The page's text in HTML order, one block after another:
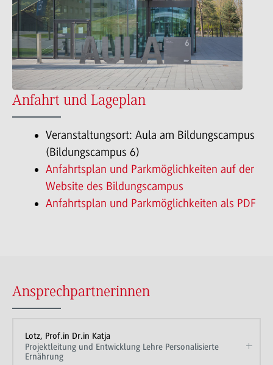
Anfahrt und Lageplan
Veranstaltungsort: Aula am Bildungscampus
(Bildungscampus 6)
Anfahrtsplan und Parkmöglichkeiten auf der
Website des Bildungscampus
Anfahrtsplan und Parkmöglichkeiten als PDF
Ansprechpartnerinnen
Lotz, Prof.in Dr.in Katja
Projektleitung und Entwicklung Lehre Personalisierte
Ernährung